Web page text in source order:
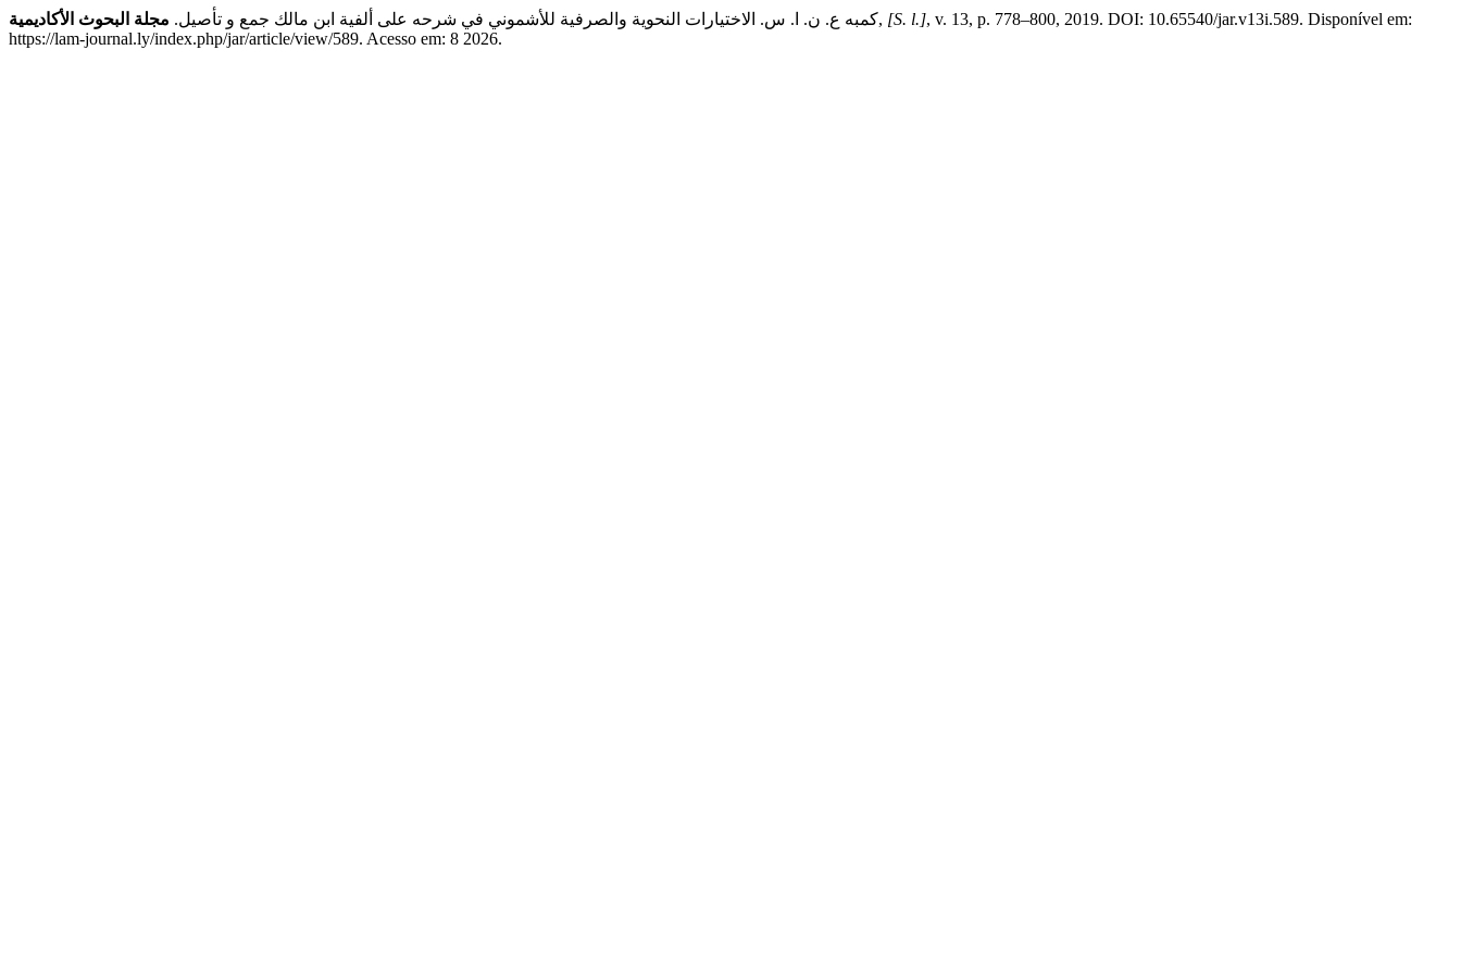
كمبه ع. ن. ا. س. الاختيارات النحوية والصرفية للأشموني في شرحه على ألفية ابن مالك جمع و تأصيل. مجلة البحوث الأكاديمية , [S. l.], v. 13, p. 778–800, 2019. DOI: 10.65540/jar.v13i.589. Disponível em:
https://lam-journal.ly/index.php/jar/article/view/589. Acesso em: 8 2026.